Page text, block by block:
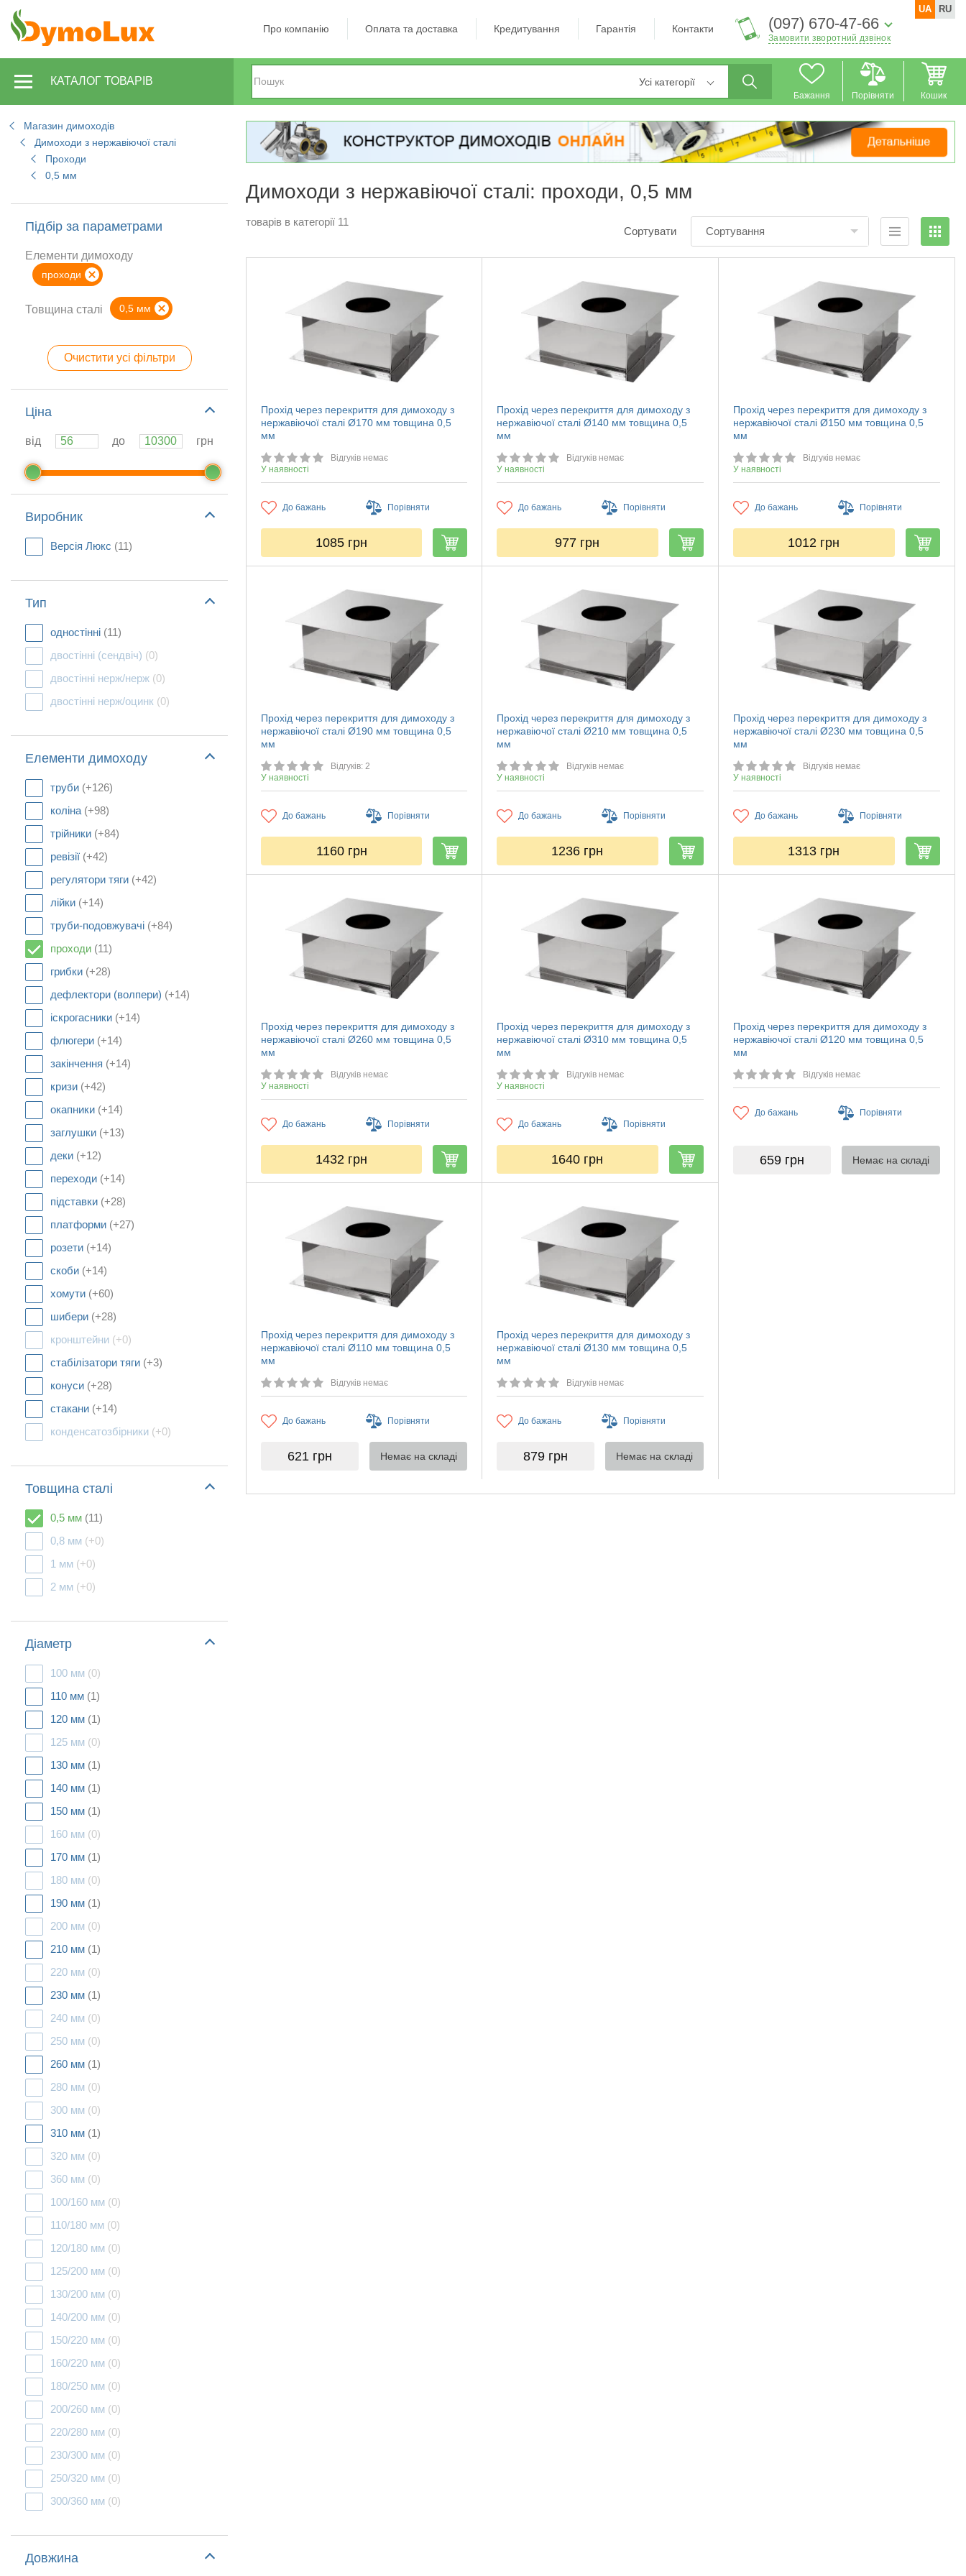
Про компанію Оплата та доставка Кредитування Гарантія Контакти (097) 670-47-66
Замовити зворотний дзвінок
UA RU
КАТАЛОГ ТОВАРІВ Усі категорії
Бажання Порівняти Кошик
Магазин димоходів
Димоходи з нержавіючої сталі
Проходи
0,5 мм
Підбір за параметрами
Елементи димоходу
проходи
Товщина сталі 0,5 мм
Очистити усі фільтри
Ціна
від до грн
Виробник
Версія Люкс (11)
Тип
одностінні (11)
двостінні (сендвіч) (0)
двостінні нерж/нерж (0)
двостінні нерж/оцинк (0)
Елементи димоходу
труби (+126)
коліна (+98)
трійники (+84)
ревізії (+42)
регулятори тяги (+42)
лійки (+14)
труби-подовжувачі (+84)
проходи (11)
грибки (+28)
дефлектори (волпери) (+14)
іскрогасники (+14)
флюгери (+14)
закінчення (+14)
кризи (+42)
окапники (+14)
заглушки (+13)
деки (+12)
переходи (+14)
підставки (+28)
платформи (+27)
розети (+14)
скоби (+14)
хомути (+60)
шибери (+28)
кронштейни (+0)
стабілізатори тяги (+3)
конуси (+28)
стакани (+14)
конденсатозбірники (+0)
Товщина сталі
0,5 мм (11)
0,8 мм (+0)
1 мм (+0)
2 мм (+0)
Діаметр
100 мм (0)
110 мм (1)
120 мм (1)
125 мм (0)
130 мм (1)
140 мм (1)
150 мм (1)
160 мм (0)
170 мм (1)
180 мм (0)
190 мм (1)
200 мм (0)
210 мм (1)
220 мм (0)
230 мм (1)
240 мм (0)
250 мм (0)
260 мм (1)
280 мм (0)
300 мм (0)
310 мм (1)
320 мм (0)
360 мм (0)
100/160 мм (0)
110/180 мм (0)
120/180 мм (0)
125/200 мм (0)
130/200 мм (0)
140/200 мм (0)
150/220 мм (0)
160/220 мм (0)
180/250 мм (0)
200/260 мм (0)
220/280 мм (0)
230/300 мм (0)
250/320 мм (0)
300/360 мм (0)
Довжина
Димоходи з нержавіючої сталі: проходи, 0,5 мм
товарів в категорії 11
Сортувати Сортування
Прохід через перекриття для димоходу з
нержавіючої сталі Ø170 мм товщина 0,5
мм
Відгуків немає
У наявності
До бажань Порівняти
1085 грн
Прохід через перекриття для димоходу з
нержавіючої сталі Ø140 мм товщина 0,5
мм
Відгуків немає
У наявності
До бажань Порівняти
977 грн
Прохід через перекриття для димоходу з
нержавіючої сталі Ø150 мм товщина 0,5
мм
Відгуків немає
У наявності
До бажань Порівняти
1012 грн
Прохід через перекриття для димоходу з
нержавіючої сталі Ø190 мм товщина 0,5
мм
Відгуків: 2
У наявності
До бажань Порівняти
1160 грн
Прохід через перекриття для димоходу з
нержавіючої сталі Ø210 мм товщина 0,5
мм
Відгуків немає
У наявності
До бажань Порівняти
1236 грн
Прохід через перекриття для димоходу з
нержавіючої сталі Ø230 мм товщина 0,5
мм
Відгуків немає
У наявності
До бажань Порівняти
1313 грн
Прохід через перекриття для димоходу з
нержавіючої сталі Ø260 мм товщина 0,5
мм
Відгуків немає
У наявності
До бажань Порівняти
1432 грн
Прохід через перекриття для димоходу з
нержавіючої сталі Ø310 мм товщина 0,5
мм
Відгуків немає
У наявності
До бажань Порівняти
1640 грн
Прохід через перекриття для димоходу з
нержавіючої сталі Ø120 мм товщина 0,5
мм
Відгуків немає
До бажань Порівняти
659 грн Немає на складі
Прохід через перекриття для димоходу з
нержавіючої сталі Ø110 мм товщина 0,5
мм
Відгуків немає
До бажань Порівняти
621 грн Немає на складі
Прохід через перекриття для димоходу з
нержавіючої сталі Ø130 мм товщина 0,5
мм
Відгуків немає
До бажань Порівняти
879 грн Немає на складі